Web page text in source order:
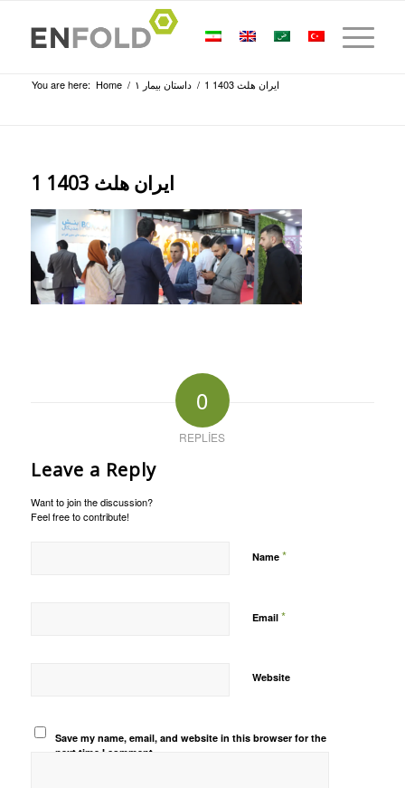
You are here: Home / داستان بیمار ۱ / ایران هلث 1403 1
ایران هلث 1403 1
0
REPLIES
Leave a Reply
Want to join the discussion?
Feel free to contribute!
Name *
Email *
Website
Save my name, email, and website in this browser for the
next time I comment.